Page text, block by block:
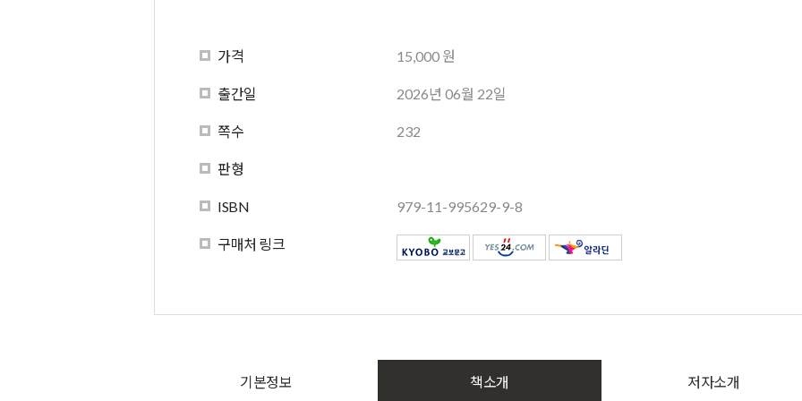
가격 15,000 원
출간일 2026년 06월 22일
쪽수 232
판형
ISBN 979-11-995629-9-8
구매처 링크
기본정보 책소개 저자소개